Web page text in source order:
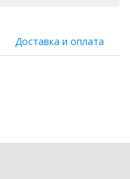
Доставка и оплата